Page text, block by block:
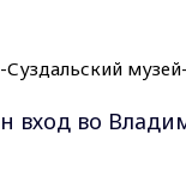
вход во